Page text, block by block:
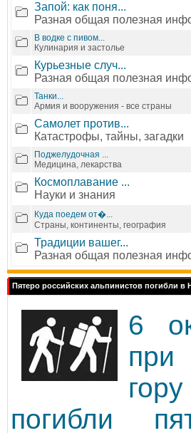
Запой: как поня...
Разная общая полезная
В водке с пивом...
Кулинария и застолье
Курьезные случ...
Разная общая полезная
Танки...
Армия и вооружения - все страны
Самолет против...
Катастрофы, тайны, загадки
Поджелудочная ...
Медицина, лекарства
Космоплавание ...
Науки и знания
Куда поедем от�...
Страны, континенты, география
Традиции вашег...
Разная общая полезная
Пятеро российских альпинистов погибли в
6
при
погибли